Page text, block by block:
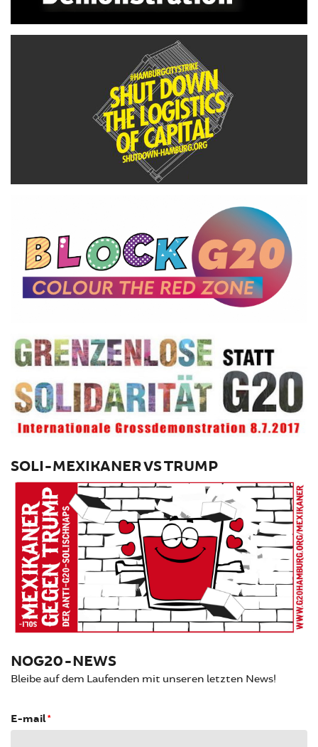
SOLI-MEXIKANER VS TRUMP
NOG20-NEWS
Bleibe auf dem Laufenden mit unseren letzten News!
E-mail*